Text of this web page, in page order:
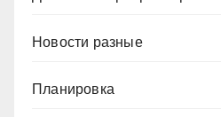
Новости разные
Планировка